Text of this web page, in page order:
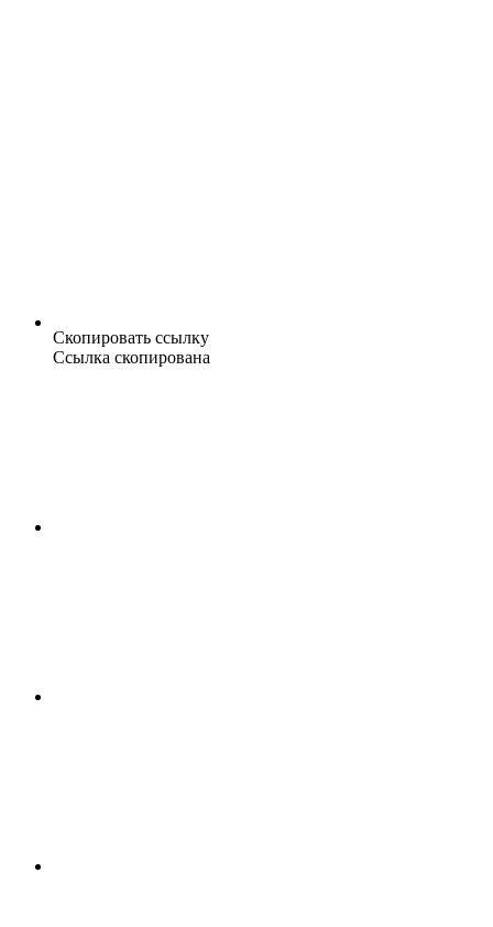
Скопировать ссылку
Ссылка скопирована